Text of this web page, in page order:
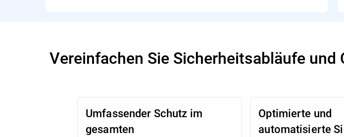
Vereinfachen Sie Sicherheitsabläufe
Umfassender Schutz im
gesamten
Optimierte und
automatisierte